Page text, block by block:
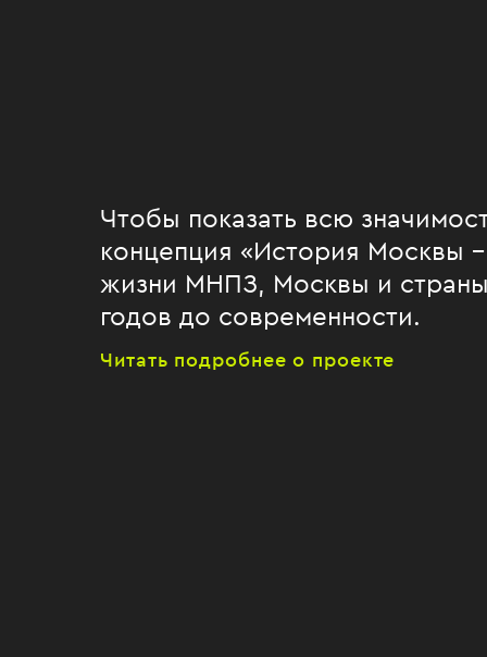
Чтобы показать всю
концепция «История Москвы
жизни МНПЗ, Москвы и страны
годов до современности.
Читать подробнее о проекте